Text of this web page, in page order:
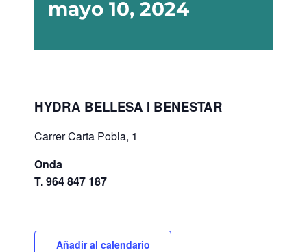
mayo 10, 2024
HYDRA BELLESA I BENESTAR
Carrer Carta Pobla, 1
Onda
T. 964 847 187
Añadir al calendario